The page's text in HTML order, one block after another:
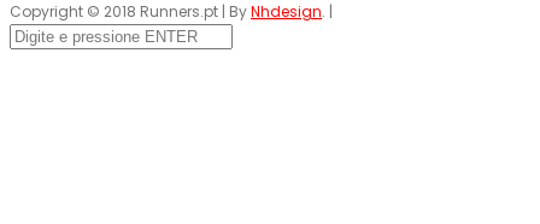
Copyright © 2018 Runners.pt | ByNhdesign. |